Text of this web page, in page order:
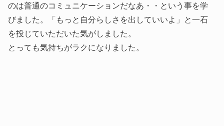
のは普通のコミュニケーションだなあ・・という事を学
びました。「もっと自分らしさを出していいよ」と一石
を投じていただいた気がしました。
とっても気持ちがラクになりました。